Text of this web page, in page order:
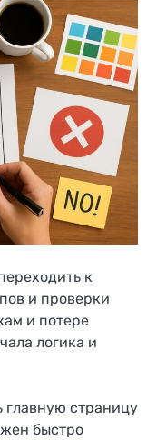
к
и проверки
и потере
логика и
страницу
быстро